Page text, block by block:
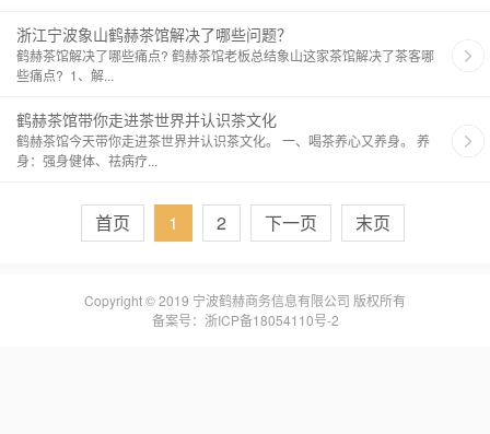
浙江宁波象山鹤赫茶馆解决了哪些问题？
鹤赫茶馆解决了哪些痛点? ​鹤赫茶馆老板总结象山这家茶馆解决了茶客哪
些痛点? ​ ​1、解...
鹤赫茶馆带你走进茶世界并认识茶文化
鹤赫茶馆今天带你走进茶世界并认识茶文化。 一、喝茶养心又养身。 养
身：强身健体、祛病疗...
首页 1 2 下一页 末页
Copyright © 2019 宁波鹤赫商务信息有限公司 版权所有
备案号：浙ICP备18054110号-2